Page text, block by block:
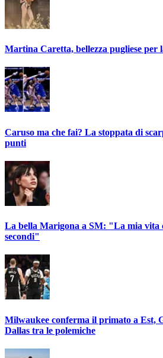
Martina Caretta, bellezza pugliese
Caruso ma che fai? La stoppata di
punti
La bella Marigona a SM: "La mia vita
secondi"
Milwaukee conferma il primato a Est,
Dallas tra le polemiche